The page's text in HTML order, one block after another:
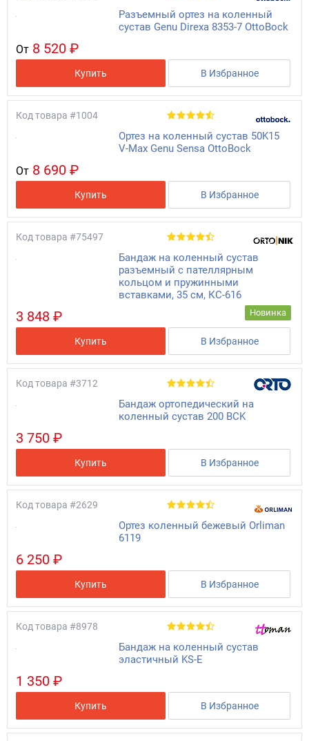
Разъемный ортез на коленный
сустав Genu Direxa 8353-7 OttoBock
От 8 520 ₽
Купить В Избранное
Код товара #1004
Ортез на коленный сустав 50K15
V-Max Genu Sensa OttoBock
От 8 690 ₽
Купить В Избранное
Код товара #75497
Бандаж на коленный сустав
разъемный с пателлярным
кольцом и пружинными
вставками, 35 см, КС-616
Новинка
3 848 ₽
Купить В Избранное
Код товара #3712
Бандаж ортопедический на
коленный сустав 200 BCK
3 750 ₽
Купить В Избранное
Код товара #2629
Ортез коленный бежевый Orliman
6119
6 250 ₽
Купить В Избранное
Код товара #8978
Бандаж на коленный сустав
эластичный KS-E
1 350 ₽
Купить В Избранное